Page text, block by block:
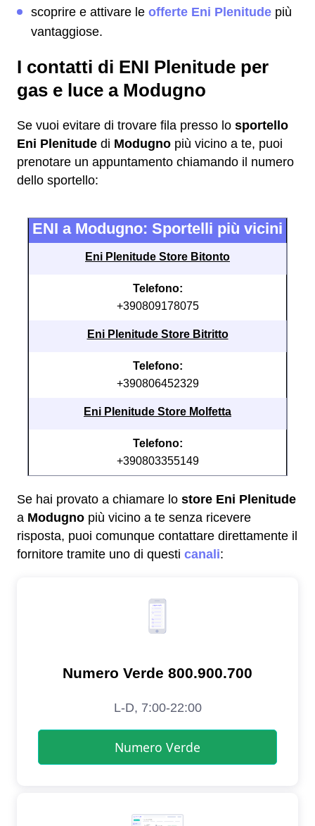
scoprire e attivare le offerte Eni Plenitude più
vantaggiose.
I contatti di ENI Plenitude per
gas e luce a Modugno
Se vuoi evitare di trovare fila presso lo sportello
Eni Plenitude di Modugno più vicino a te, puoi
prenotare un appuntamento chiamando il numero
dello sportello:
ENI a Modugno: Sportelli più vicini
Eni Plenitude Store Bitonto
Telefono:
+390809178075
Eni Plenitude Store Bitritto
Telefono:
+390806452329
Eni Plenitude Store Molfetta
Telefono:
+390803355149
Se hai provato a chiamare lo store Eni Plenitude
a Modugno più vicino a te senza ricevere
risposta, puoi comunque contattare direttamente il
fornitore tramite uno di questi canali: